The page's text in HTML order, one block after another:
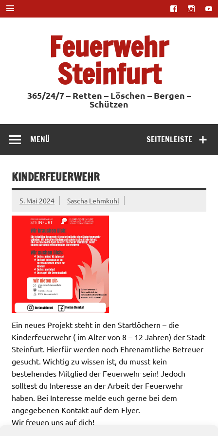
Zum
Inhalt
springen
Feuerwehr
Steinfurt
365/24/7 – Retten – Löschen – Bergen –
Schützen
SEITENLEISTE
MENÜ
KINDERFEUERWEHR
5. Mai 2024 Sascha Lehmkuhl
Ein neues Projekt steht in den Startlöchern – die
Kinderfeuerwehr ( im Alter von 8 – 12 Jahren) der Stadt
Steinfurt. Hierfür werden noch Ehrenamtliche Betreuer
gesucht. Wichtig zu wissen ist, du musst kein
bestehendes Mitglied der Feuerwehr sein! Jedoch
solltest du Interesse an der Arbeit der Feuerwehr
haben. Bei Interesse melde euch gerne bei dem
angegebenen Kontakt auf dem Flyer.
Wir freuen uns auf dich!